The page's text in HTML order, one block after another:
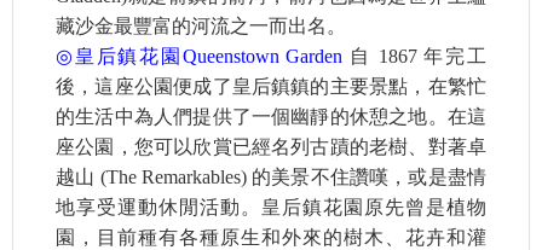
藏沙金最豐富的河流之一而出名。
◎ 皇后鎮花園Queenstown Garden 自 1867 年完工
後，這座公園便成了皇后鎮鎮的主要景點，在繁忙
的生活中為人們提供了一個幽靜的休憩之地。在這
座公園，您可以欣賞已經名列古蹟的老樹、對著卓
越山 (The Remarkables) 的美景不住讚嘆，或是盡情
地享受運動休閒活動。皇后鎮花園原先曾是植物
園，目前種有各種原生和外來的樹木、花卉和灌